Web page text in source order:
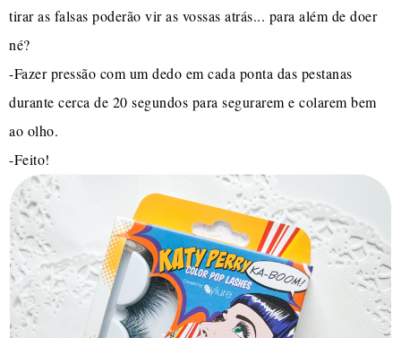
tirar as falsas poderão vir as vossas atrás... para além de doer
né?
-Fazer pressão com um dedo em cada ponta das pestanas
durante cerca de 20 segundos para segurarem e colarem bem
ao olho.
-Feito!